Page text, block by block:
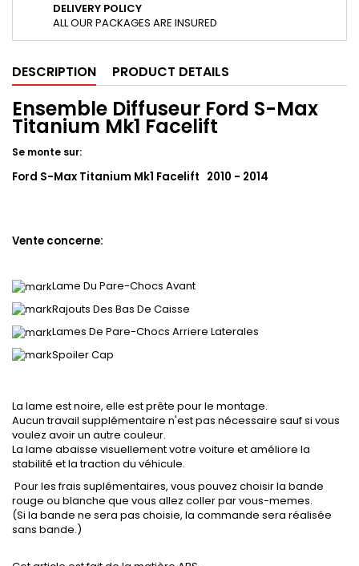
DELIVERY POLICY
ALL OUR PACKAGES ARE INSURED
DESCRIPTION PRODUCT DETAILS
Ensemble Diffuseur Ford S-Max
Titanium Mk1 Facelift
Se monte sur:
Ford S-Max Titanium Mk1 Facelift 2010 - 2014
Vente concerne:
Lame Du Pare-Chocs Avant
Rajouts Des Bas De Caisse
Lames De Pare-Chocs Arriere Laterales
Spoiler Cap
La lame est noire, elle est prête pour le montage.
Aucun travail supplémentaire n'est pas nécessaire sauf si vous
voulez avoir un autre couleur.
La lame abaisse visuellement votre voiture et améliore la
stabilité et la traction du véhicule.
Pour les frais suplémentaires, vous pouvez choisir la bande
rouge ou blanche que vous allez coller par vous-memes.
(Si la bande ne sera pas choisie, la commande sera réalisée
sans bande.)